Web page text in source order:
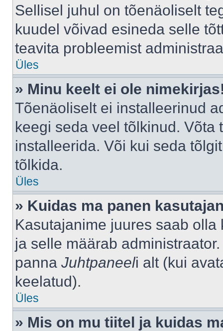
Sellisel juhul on tõenäoliselt
kuudel võivad esineda selle
teavita probleemist
Üles
» Minu keelt ei ole
Tõenäoliselt ei installeerinud
keegi seda veel tõlkinud.
installeerida. Või kui seda
tõlkida.
Üles
» Kuidas ma panen
Kasutajanime juures saab
ja selle määrab
panna Juhtpaneeli alt (kui
keelatud).
Üles
» Mis on mu tiitel ja kuidas